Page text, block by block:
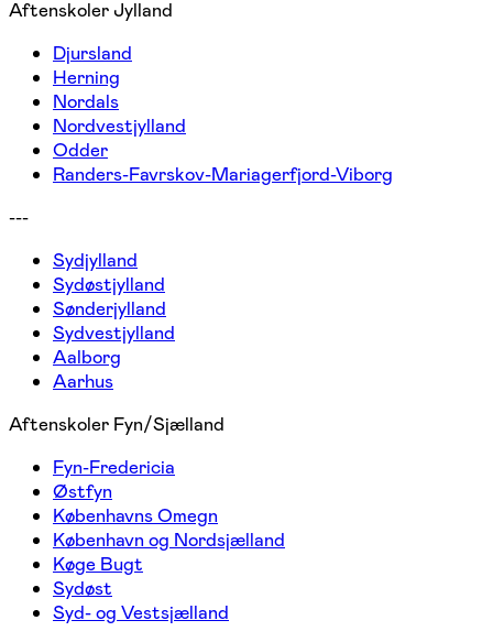
Aftenskoler Jylland
Djursland
Herning
Nordals
Nordvestjylland
Odder
Randers-Favrskov-Mariagerfjord-Viborg
---
Sydjylland
Sydøstjylland
Sønderjylland
Sydvestjylland
Aalborg
Aarhus
Aftenskoler Fyn/Sjælland
Fyn-Fredericia
Østfyn
Københavns Omegn
København og Nordsjælland
Køge Bugt
Sydøst
Syd- og Vestsjælland